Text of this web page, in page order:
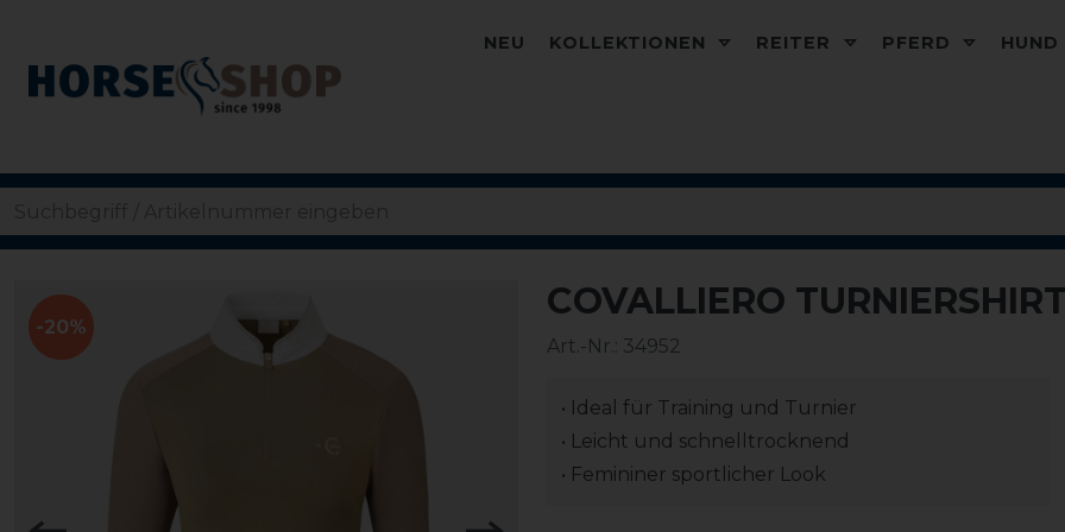
NEU KOLLEKTIONEN REITER PFERD HUND
-20%
COVALLIERO
Art.-Nr.: 34952
• Ideal für Training und Turnier
• Leicht und schnelltrocknend
• Femininer sportlicher Look